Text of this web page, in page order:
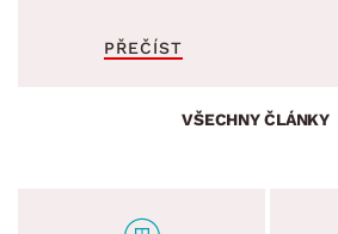
PŘEČÍST
VŠECHNY ČLÁNKY